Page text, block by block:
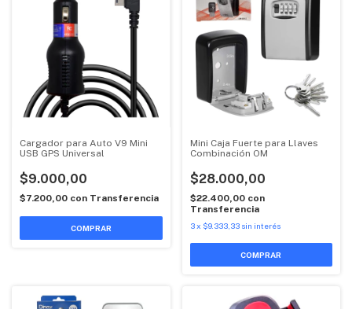
Cargador para Auto V9 Mini
USB GPS Universal
$9.000,00
$7.200,00 con Transferencia
Mini Caja Fuerte para Llaves
Combinación OM
$28.000,00
$22.400,00 con
Transferencia
3 x $9.333,33 sin interés